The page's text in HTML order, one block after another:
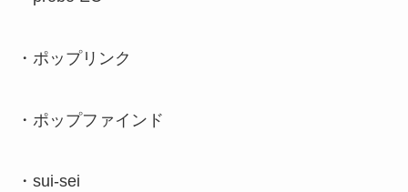
・ポップリンク
・ポップファインド
・ sui-sei